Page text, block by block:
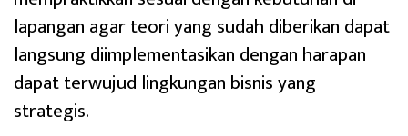
lapangan agar teori yang sudah diberikan dapat
langsung diimplementasikan dengan harapan
dapat terwujud lingkungan bisnis yang
strategis.